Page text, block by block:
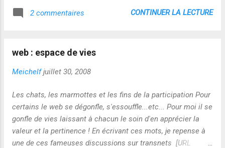
nous indexions le système des retraites et salaires sur des
et humainement parlant, continuer ainsi est
de délits de manquements éducatifs ! Les missions
éducatives ont grand besoin de prendre de la hauteur...le
citoyen de demain sera un META-CITOYEN ! le niveau de
complexité qu'il aura à traiter dépassera largement ce à
quoi nous sommes confrontés aujourd'hui...nous portons la
responsabilité ...
2 commentaires CONTINUER LA LECTURE
web : espace de vies
Meichelf juillet 30, 2008
Les chats, les marmottes et les fins de la participation Pour
certains le web se dégonfle, s'essouffle...etc... Pour moi il se
gonfle de vies laissant à chacun le soin d'en apprécier la
valeur et la pertinence ! En écrivant ces mots, je repense à
une de ces fameuses discussions sur transnets [URL